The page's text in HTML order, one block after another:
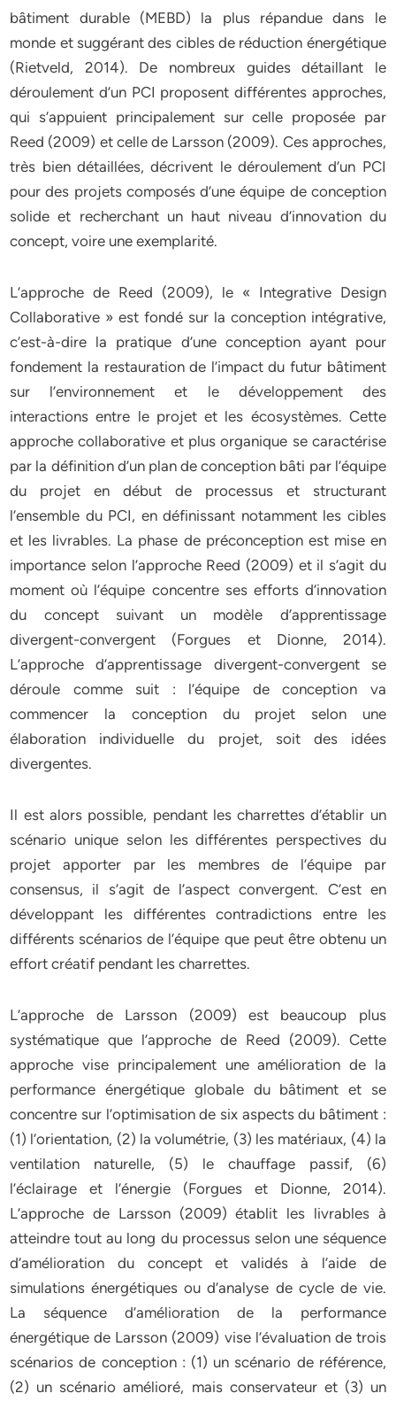
bâtiment durable (MEBD) la plus répandue dans le
monde et suggérant des cibles de réduction énergétique
(Rietveld, 2014). De nombreux guides détaillant le
déroulement d’un PCI proposent différentes approches,
qui s’appuient principalement sur celle proposée par
Reed (2009) et celle de Larsson (2009). Ces approches,
très bien détaillées, décrivent le déroulement d’un PCI
pour des projets composés d’une équipe de conception
solide et recherchant un haut niveau d’innovation du
concept, voire une exemplarité.
L’approche de Reed (2009), le « Integrative Design
Collaborative » est fondé sur la conception intégrative,
c’est-à-dire la pratique d’une conception ayant pour
fondement la restauration de l’impact du futur bâtiment
sur l’environnement et le développement des
interactions entre le projet et les écosystèmes. Cette
approche collaborative et plus organique se caractérise
par la définition d’un plan de conception bâti par l’équipe
du projet en début de processus et structurant
l’ensemble du PCI, en définissant notamment les cibles
et les livrables. La phase de préconception est mise en
importance selon l’approche Reed (2009) et il s’agit du
moment où l’équipe concentre ses efforts d’innovation
du concept suivant un modèle d’apprentissage
divergent-convergent (Forgues et Dionne, 2014).
L’approche d’apprentissage divergent-convergent se
déroule comme suit : l’équipe de conception va
commencer la conception du projet selon une
élaboration individuelle du projet, soit des idées
divergentes.
Il est alors possible, pendant les charrettes d’établir un
scénario unique selon les différentes perspectives du
projet apporter par les membres de l’équipe par
consensus, il s’agit de l’aspect convergent. C’est en
développant les différentes contradictions entre les
différents scénarios de l’équipe que peut être obtenu un
effort créatif pendant les charrettes.
L’approche de Larsson (2009) est beaucoup plus
systématique que l’approche de Reed (2009). Cette
approche vise principalement une amélioration de la
performance énergétique globale du bâtiment et se
concentre sur l’optimisation de six aspects du bâtiment :
(1) l’orientation, (2) la volumétrie, (3) les matériaux, (4) la
ventilation naturelle, (5) le chauffage passif, (6)
l’éclairage et l’énergie (Forgues et Dionne, 2014).
L’approche de Larsson (2009) établit les livrables à
atteindre tout au long du processus selon une séquence
d’amélioration du concept et validés à l’aide de
simulations énergétiques ou d’analyse de cycle de vie.
La séquence d’amélioration de la performance
énergétique de Larsson (2009) vise l’évaluation de trois
scénarios de conception : (1) un scénario de référence,
(2) un scénario amélioré, mais conservateur et (3) un